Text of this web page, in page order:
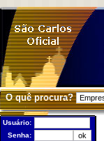
O quê procura?
Usuário:
Senha: